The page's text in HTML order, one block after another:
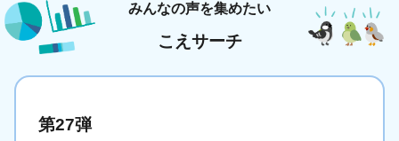
みんなの声を集めたい
こえサーチ
第27弾